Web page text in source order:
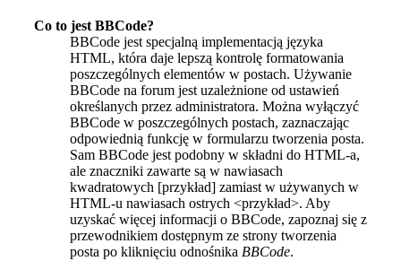
Co to jest BBCode?
BBCode jest specjalną implementacją języka
HTML, która daje lepszą kontrolę formatowania
poszczególnych elementów w postach. Używanie
BBCode na forum jest uzależnione od ustawień
określanych przez administratora. Można wyłączyć
BBCode w poszczególnych postach, zaznaczając
odpowiednią funkcję w formularzu tworzenia posta.
Sam BBCode jest podobny w składni do HTML-a,
ale znaczniki zawarte są w nawiasach
kwadratowych [przykład] zamiast w używanych w
HTML-u nawiasach ostrych <przykład>. Aby
uzyskać więcej informacji o BBCode, zapoznaj się z
przewodnikiem dostępnym ze strony tworzenia
posta po kliknięciu odnośnika BBCode.